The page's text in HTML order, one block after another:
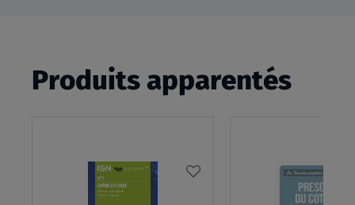
Produits apparentés